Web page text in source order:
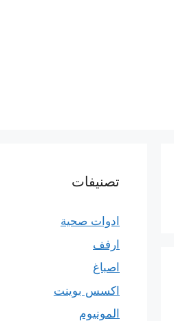
تصنيفات
ادوات صحية
ارفف
اصباغ
اكسس بوينت
المونيوم